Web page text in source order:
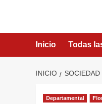
Inicio Todas
INICIO SOCIEDAD
Departamental